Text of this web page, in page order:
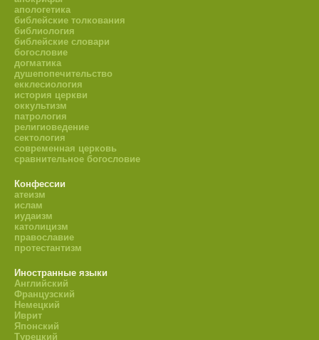
апологетика
библейские толкования
библиология
библейские словари
богословие
догматика
душепопечительство
екклесиология
история церкви
оккультизм
патрология
религиоведение
сектология
современная церковь
сравнительное богословие
Конфессии
атеизм
ислам
иудаизм
католицизм
православие
протестантизм
Иностранные языки
Английский
Французский
Немецкий
Иврит
Японский
Турецкий